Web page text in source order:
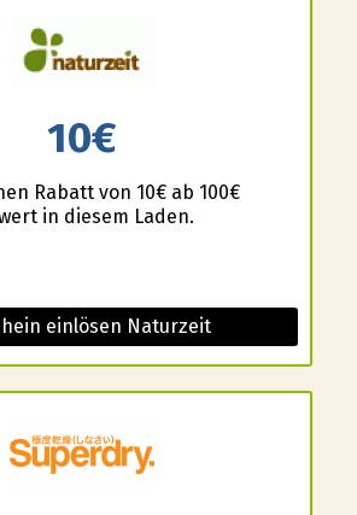
10€
Rabatt von 10€ ab 100€
in diesem Laden.
einlösen Naturzeit